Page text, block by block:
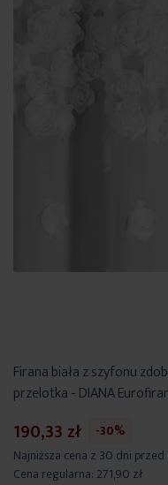
Firana biała z szyfonu
przelotka - DIANA
190,33 zł
-30%
Najniższa cena z 30 dni przed
Cena regularna: 271,90 zł